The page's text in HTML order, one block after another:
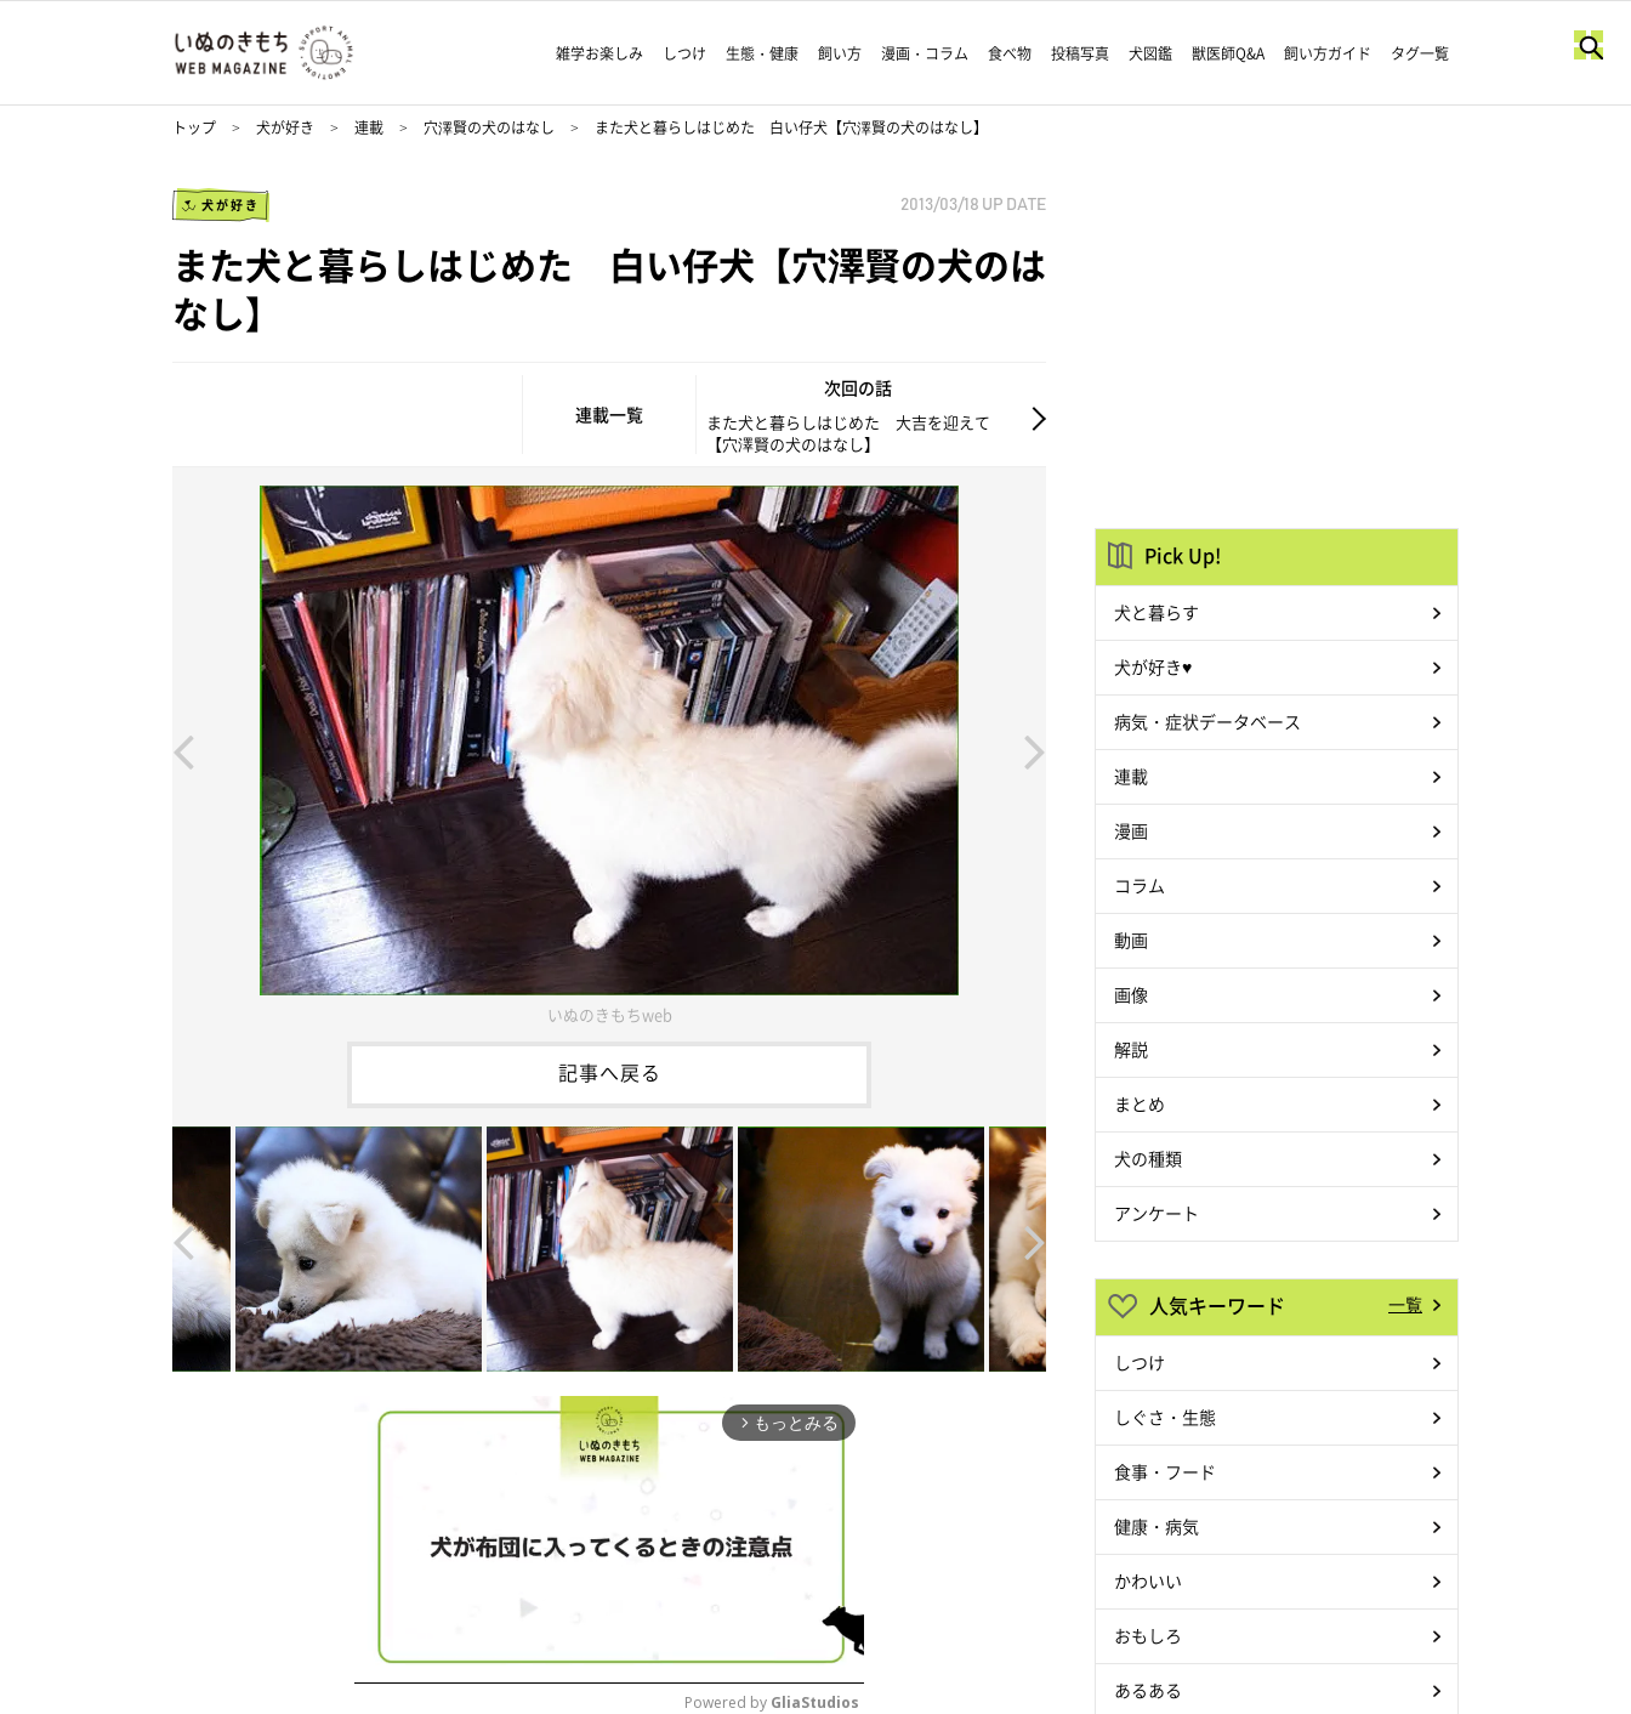
雑学お楽しみ しつけ 生態・健康 飼い方 漫画・コラム 食べ物 投稿写真 犬図鑑 獣医師Q&A 飼い方ガイド タグ一覧
トップ 犬が好き 連載 穴澤賢の犬のはなし また犬と暮らしはじめた 白い仔犬【穴澤賢の犬のはなし】
犬が好き 2013/03/18 UP DATE
また犬と暮らしはじめた 白い仔犬【穴澤賢の犬のは
なし】
連載一覧
次回の話
また犬と暮らしはじめた 大吉を迎えて
【穴澤賢の犬のはなし】
いぬのきもちweb
記事へ戻る
arrow_forward_ios もっとみる
Powered by GliaStudios
Pick Up!
犬と暮らす
犬が好き♥
病気・症状データベース
連載
漫画
コラム
動画
画像
解説
まとめ
犬の種類
アンケート
人気キーワード 一覧
しつけ
しぐさ・生態
食事・フード
健康・病気
かわいい
おもしろ
あるある